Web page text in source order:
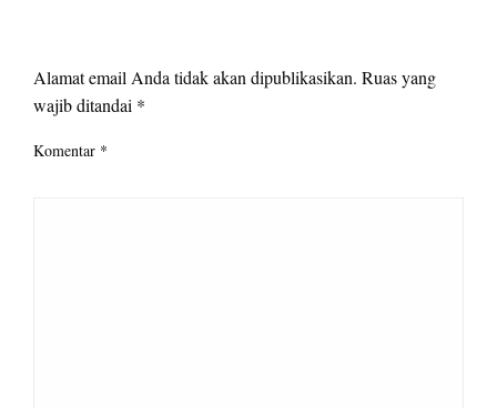
Alamat email Anda tidak akan dipublikasikan. Ruas yang
wajib ditandai *
Komentar *